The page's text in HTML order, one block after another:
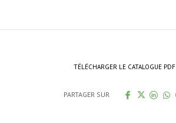
TÉLÉCHARGER LE CATALOGUE PDF
PARTAGER SUR